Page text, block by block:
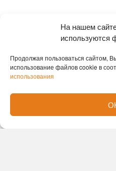
На нашем
используются
Продолжая пользоваться сайтом,
использование файлов cookie в
использования
Новости партнеров